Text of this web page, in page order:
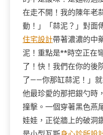
在走不開！我的陳年老
動！」「蒜泥？」對面
住宅設計帶著濃濃的中
泥！重點是**時空正在
了！快！我們在你的後
了——你那缸蒜泥！」
他最珍愛的那把銀勺時
撞擊。一個穿著黑色燕
娃娃，正從牆上的破洞